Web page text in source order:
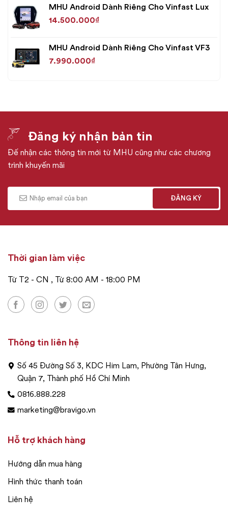
MHU Android Dành Riêng Cho Vinfast Lux
14.500.000₫
MHU Android Dành Riêng Cho Vinfast VF3
7.990.000₫
Đăng ký nhận bản tin
Đế nhận các thông tin mới từ MHU cũng như các chương
trình khuyến mãi
Thời gian làm việc
Từ T2 - CN , Từ 8:00 AM - 18:00 PM
Thông tin liên hệ
Số 45 Đường Số 3, KDC Him Lam, Phường Tân Hưng,
Quận 7, Thành phố Hồ Chí Minh
0816.888.228
marketing@bravigo.vn
Hỗ trợ khách hàng
Hướng dẫn mua hàng
Hình thức thanh toán
Liên hệ